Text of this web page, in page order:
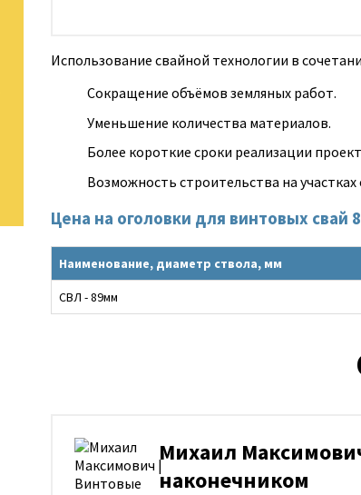
Использование свайной технологии в
Сокращение объёмов земляных работ.
Уменьшение количества материалов.
Более короткие сроки реализации
Возможность строительства на
Цена на оголовки для винтовых свай
Наименование, диаметр ствола, мм
СВЛ - 89мм
Михаил
наконечником